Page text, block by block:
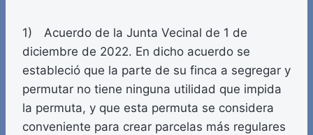
1) Acuerdo de la Junta Vecinal de 1 de
diciembre de 2022. En dicho acuerdo se
estableció que la parte de su finca a segregar y
permutar no tiene ninguna utilidad que impida
la permuta, y que esta permuta se considera
conveniente para crear parcelas más regulares